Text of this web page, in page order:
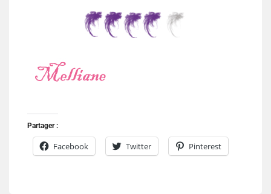
Partager :
Facebook Twitter Pinterest